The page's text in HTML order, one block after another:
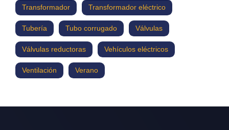
Transformador Transformador eléctrico
Tubería Tubo corrugado Válvulas
Válvulas reductoras Vehículos eléctricos
Ventilación Verano